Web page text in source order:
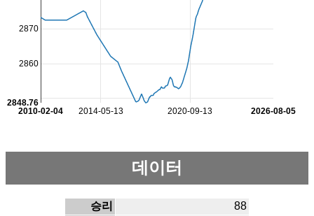
2014-05-13 2020-09-13
2010-02-04 2026-08-05
2860
2870
2848.76
데이터
승리
88